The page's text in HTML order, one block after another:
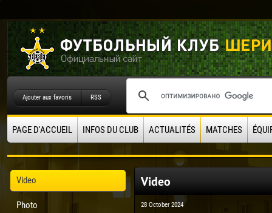
Ajouter aux favoris RSS
PAGE D'ACCUEIL INFOS DU CLUB ACTUALITÉS MATCHES
Video
Photo
Video
28 October 2024